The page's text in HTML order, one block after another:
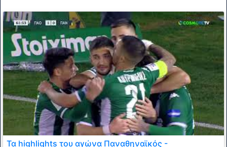
Τα highlights του αγώνα Παναθηναϊκός -